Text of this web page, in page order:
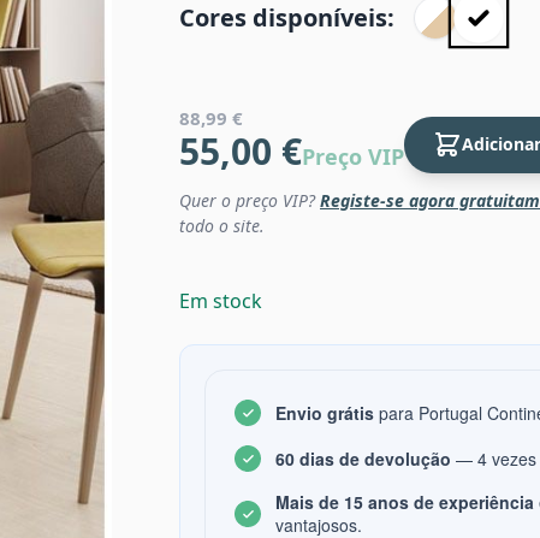
Cores disponíveis:
88,99 €
55,00 €Preço VIP
Quer o preço VIP?Registe-se agora
todo o site.
Em stock
Envio grátis para Portugal
60 dias de devolução — 4 vezes
Mais de 15 anos de experiência
vantajosos.